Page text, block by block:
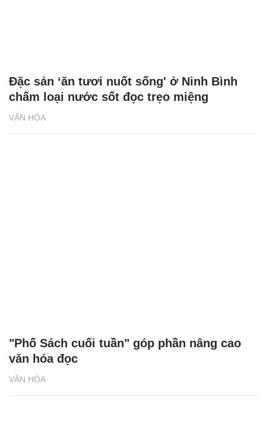
VĂN HÓA
Đặc sản ‘ăn tươi nuốt sống' ở Ninh Bình
chấm loại nước sốt đọc trẹo miệng
VĂN HÓA
"Phố Sách cuối tuần" góp phần nâng cao
văn hóa đọc